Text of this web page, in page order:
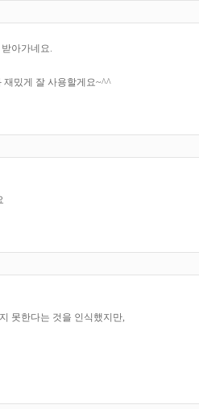
아가네요.
재밌게 잘 사용할게요~^^
못한다는 것을 인식했지만,